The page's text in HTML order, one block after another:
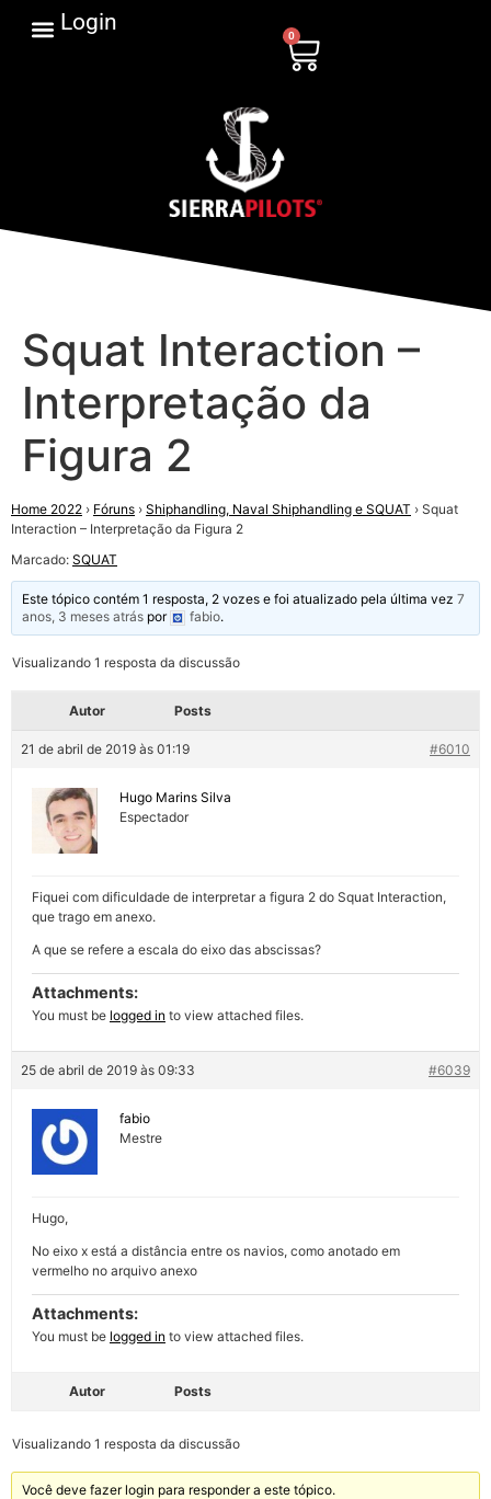
Login
0
Squat Interaction –
Interpretação da
Figura 2
Home 2022 › Fóruns › Shiphandling, Naval Shiphandling e SQUAT › Squat
Interaction – Interpretação da Figura 2
Marcado: SQUAT
Este tópico contém 1 resposta, 2 vozes e foi atualizado pela última vez7
anos, 3 meses atrás por fabio.
Visualizando 1 resposta da discussão
Autor Posts
21 de abril de 2019 às 01:19 #6010
Hugo Marins Silva
Espectador
Fiquei com dificuldade de interpretar a figura 2 do Squat Interaction,
que trago em anexo.
A que se refere a escala do eixo das abscissas?
Attachments:
You must be logged in to view attached files.
25 de abril de 2019 às 09:33 #6039
fabio
Mestre
Hugo,
No eixo x está a distância entre os navios, como anotado em
vermelho no arquivo anexo
Attachments:
You must be logged in to view attached files.
Autor Posts
Visualizando 1 resposta da discussão
Você deve fazer login para responder a este tópico.